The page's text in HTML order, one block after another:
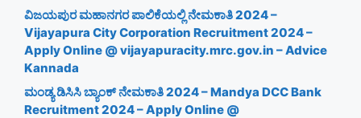
ವಿಜಯಪುರ ಮಹಾನಗರ ಪಾಲಿಕೆಯಲ್ಲಿ ನೇಮಕಾತಿ 2024 –
Vijayapura City Corporation Recruitment 2024 –
Apply Online @ vijayapuracity.mrc.gov.in – Advice
Kannada
ಮಂಡ್ಯ ಡಿಸಿಸಿ ಬ್ಯಾಂಕ್ ನೇಮಕಾತಿ 2024 – Mandya DCC Bank
Recruitment 2024 – Apply Online @